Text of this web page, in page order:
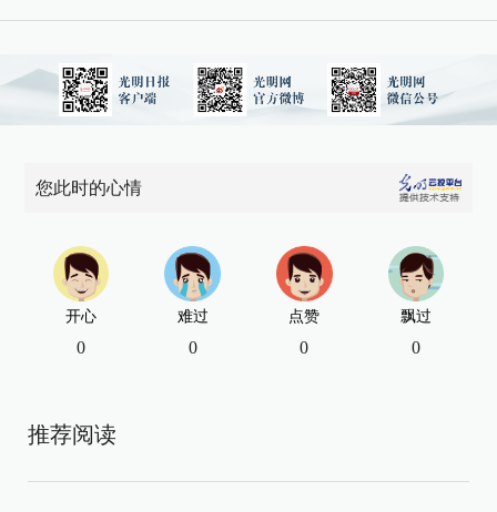
您此时的心情
开心
0
难过
0
点赞
0
飘过
0
推荐阅读